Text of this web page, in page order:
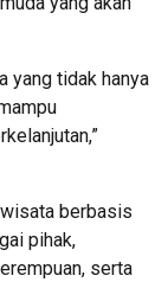
yang tidak hanya
berbasis
pihak,
serta